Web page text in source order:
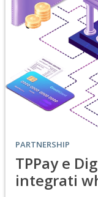
PARTNERSHIP
TPPay e
integrati